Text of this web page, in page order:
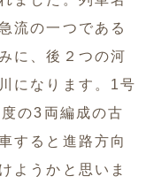
流の一つである
に、後２つの河
になります。1号
の3両編成の古
すると進路方向
ようかと思いま